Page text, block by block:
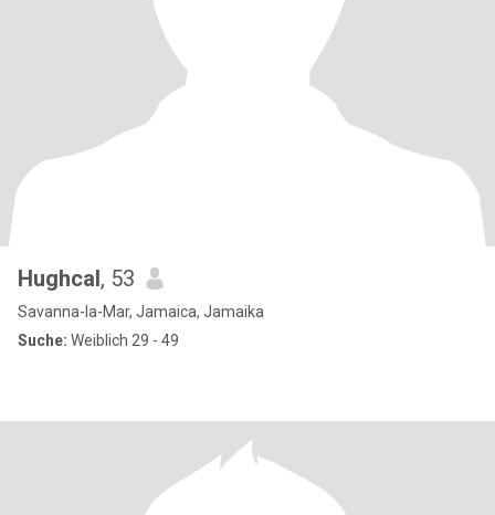
Hughcal, 53
Savanna-la-Mar, Jamaica, Jamaika
Suche: Weiblich 29 - 49